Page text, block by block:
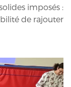
imposés :
de rajouter